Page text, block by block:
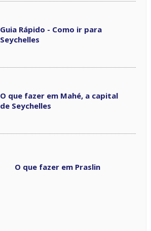
Guia Rápido - Como ir para
Seychelles
O que fazer em Mahé, a capital
de Seychelles
O que fazer em Praslin